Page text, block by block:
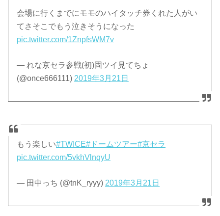
会場に行くまでにモモのハイタッチ券くれた人がい
てさそこでもう泣きそうになった
pic.twitter.com/1ZnpfsWM7v
— れな京セラ参戦(初)固ツイ見てちょ
(@once666111) 2019年3月21日
もう楽しい#TWICE#ドームツアー#京セラ
pic.twitter.com/5vkhVlnqyU
— 田中っち (@tnK_ryyy) 2019年3月21日